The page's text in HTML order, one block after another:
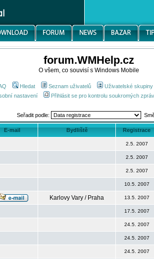
forum.WMHelp.cz
O všem, co souvisí s Windows Mobile
Hledat Seznam uživatelů Uživatelské skupiny
nastavení
Přihlásit se pro kontrolu soukromých zpráv
Seřadit podle:
E-mail Bydliště Registrace
2.5. 2007
2.5. 2007
2.5. 2007
10.5. 2007
Karlovy Vary / Praha 13.5. 2007
17.5. 2007
24.5. 2007
24.5. 2007
24.5. 2007